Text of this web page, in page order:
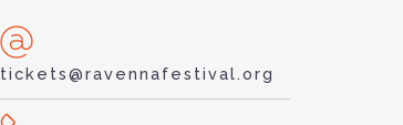
tickets@ravennafestival.org